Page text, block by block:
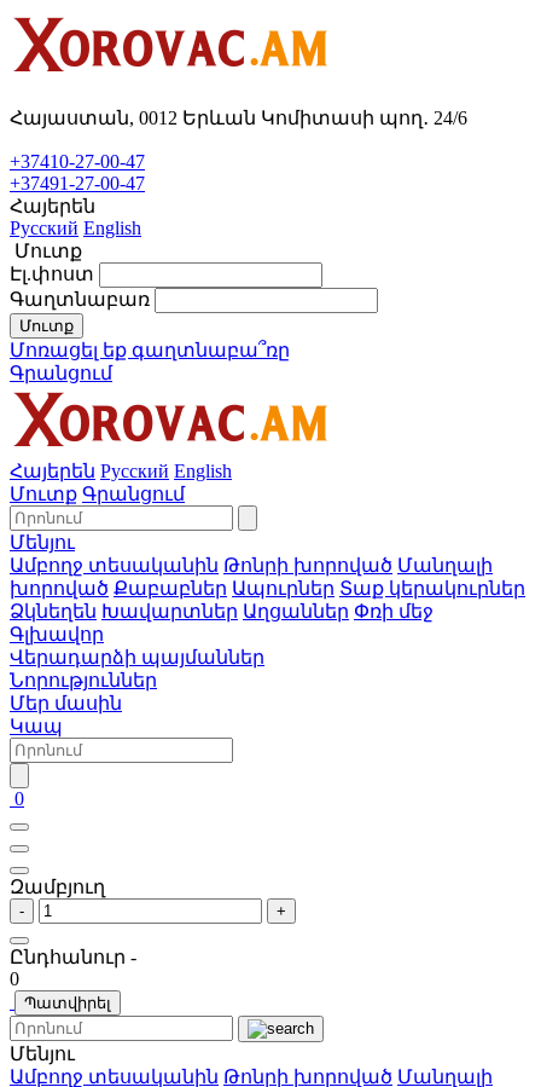
Հայաստան, 0012 Երևան Կոմիտասի պող․ 24/6
+37410-27-00-47
+37491-27-00-47
Հայերեն
Русский English
Մուտք
Էլ.փոստ
Գաղտնաբառ
Մուտք
Մոռացել եք գաղտնաբա՞ռը
Գրանցում
Հայերեն Русский English
Մուտք Գրանցում
Մենյու
Ամբողջ տեսականին Թոնրի խորոված Մանղալի
խորոված Քաբաբներ Ապուրներ Տաք կերակուրներ
Ձկնեղեն Խավարտներ Աղցաններ Փռի մեջ
Գլխավոր
Վերադարձի պայմաններ
Նորություններ
Մեր մասին
Կապ
0
Զամբյուղ
- +
Ընդհանուր -
0
Պատվիրել
Մենյու
Ամբողջ տեսականին Թոնրի խորոված Մանղալի